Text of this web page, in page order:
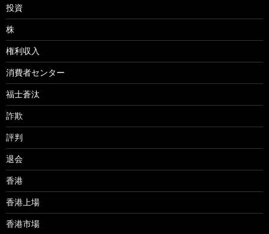
投資
株
権利収入
消費者センター
福士蒼汰
詐欺
評判
退会
香港
香港上場
香港市場